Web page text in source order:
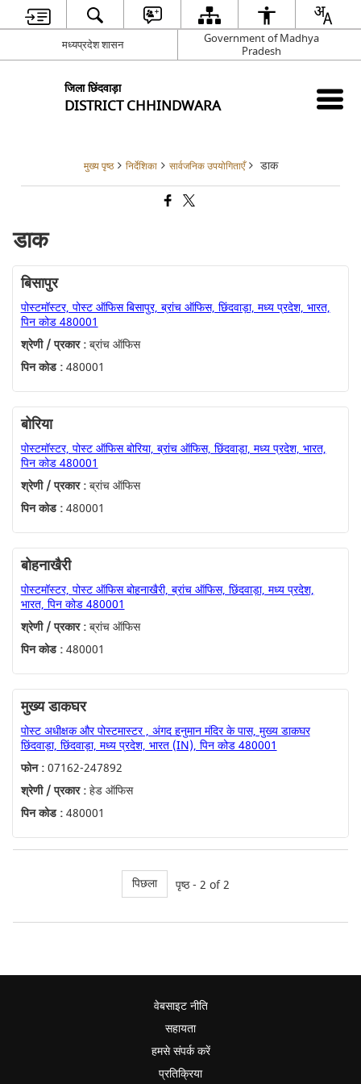
मध्यप्रदेश शासन
Government of Madhya
Pradesh
जिला छिंदवाड़ा
DISTRICT CHHINDWARA
मुख्य पृष्ठ निर्देशिका सार्वजनिक उपयोगिताएँ डाक
डाक
बिसापुर
पोस्टमॉस्टर, पोस्ट ऑफिस बिसापुर, ब्रांच ऑफिस, छिंदवाड़ा, मध्य प्रदेश, भारत,
पिन कोड 480001
श्रेणी / प्रकार :ब्रांच ऑफिस
पिन कोड :480001
बोरिया
पोस्टमॉस्टर, पोस्ट ऑफिस बोरिया, ब्रांच ऑफिस, छिंदवाड़ा, मध्य प्रदेश, भारत,
पिन कोड 480001
श्रेणी / प्रकार :ब्रांच ऑफिस
पिन कोड :480001
बोहनाखैरी
पोस्टमॉस्टर, पोस्ट ऑफिस बोहनाखैरी, ब्रांच ऑफिस, छिंदवाड़ा, मध्य प्रदेश,
भारत, पिन कोड 480001
श्रेणी / प्रकार :ब्रांच ऑफिस
पिन कोड :480001
मुख्य डाकघर
पोस्ट अधीक्षक और पोस्टमास्टर , अंगद हनुमान मंदिर के पास, मुख्य डाकघर
छिंदवाड़ा, छिंदवाड़ा, मध्य प्रदेश, भारत (IN), पिन कोड 480001
फोन :07162-247892
श्रेणी / प्रकार :हेड ऑफिस
पिन कोड :480001
पिछला पृष्ठ - 2 of 2
वेबसाइट नीति
सहायता
हमसे संपर्क करें
प्रतिक्रिया